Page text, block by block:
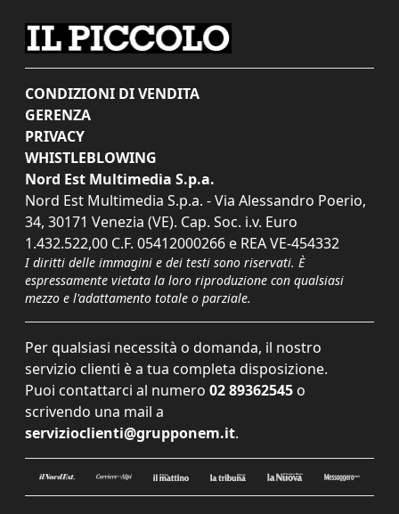
CONDIZIONI DI VENDITA
GERENZA
PRIVACY
WHISTLEBLOWING
Nord Est Multimedia S.p.a.
Nord Est Multimedia S.p.a. - Via Alessandro Poerio,
34, 30171 Venezia (VE). Cap. Soc. i.v. Euro
1.432.522,00 C.F. 05412000266 e REA VE-454332
I diritti delle immagini e dei testi sono riservati. È
espressamente vietata la loro riproduzione con qualsiasi
mezzo e l'adattamento totale o parziale.
Per qualsiasi necessità o domanda, il nostro
servizio clienti è a tua completa disposizione.
Puoi contattarci al numero 02 89362545 o
scrivendo una mail a
servizioclienti@grupponem.it.